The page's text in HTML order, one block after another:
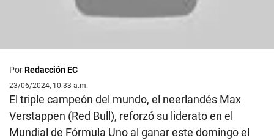
PorRedacción EC
23/06/2024, 10:33 a.m.
El triple campeón del mundo, el neerlandés Max
Verstappen (Red Bull), reforzó su liderato en el
Mundial de Fórmula Uno al ganar este domingo el